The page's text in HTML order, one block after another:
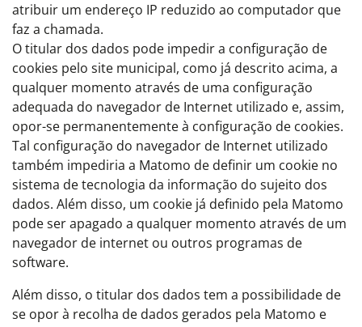
atribuir um endereço IP reduzido ao computador que
faz a chamada.
O titular dos dados pode impedir a configuração de
cookies pelo site municipal, como já descrito acima, a
qualquer momento através de uma configuração
adequada do navegador de Internet utilizado e, assim,
opor-se permanentemente à configuração de cookies.
Tal configuração do navegador de Internet utilizado
também impediria a Matomo de definir um cookie no
sistema de tecnologia da informação do sujeito dos
dados. Além disso, um cookie já definido pela Matomo
pode ser apagado a qualquer momento através de um
navegador de internet ou outros programas de
software.
Além disso, o titular dos dados tem a possibilidade de
se opor à recolha de dados gerados pela Matomo e